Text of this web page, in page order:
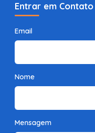
Entrar em Contato
Email
Nome
Mensagem